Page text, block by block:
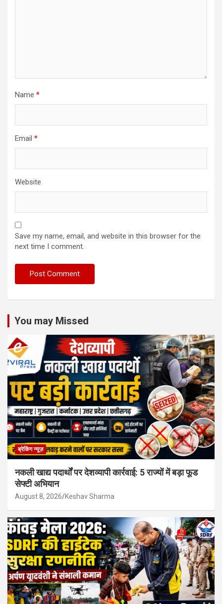
Name *
Email *
Website
Save my name, email, and website in this browser for the
next time I comment.
You may Missed
ब्रेकिंग न्यूज़
नकली खाद्य पदार्थों पर देशव्यापी कार्रवाई: 5 राज्यों में बड़ा फूड
सेफ्टी अभियान
August 8, 2026 Keshav Sharma